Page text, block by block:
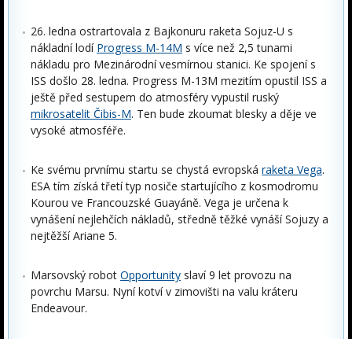
26. ledna ostrartovala z Bajkonuru raketa Sojuz-U s
nákladní lodí Progress M-14M s více než 2,5 tunami
nákladu pro Mezinárodní vesmírnou stanici. Ke spojení s
ISS došlo 28. ledna. Progress M-13M mezitím opustil ISS a
ještě před sestupem do atmosféry vypustil ruský
mikrosatelit Čibis-M. Ten bude zkoumat blesky a děje ve
vysoké atmosféře.
Ke svému prvnímu startu se chystá evropská raketa Vega.
ESA tím získá třetí typ nosiče startujícího z kosmodromu
Kourou ve Francouzské Guayáně. Vega je určena k
vynášení nejlehčích nákladů, středně těžké vynáší Sojuzy a
nejtěžší Ariane 5.
Marsovský robot Opportunity slaví 9 let provozu na
povrchu Marsu. Nyní kotví v zimovišti na valu kráteru
Endeavour.